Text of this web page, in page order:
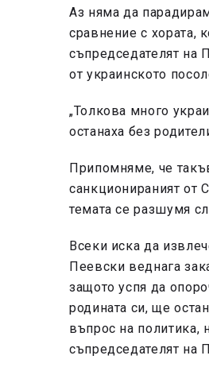
Аз няма да
сравнение с хората,
съпредседателят на
от украинското
„Толкова много
останаха без
Припомняме, че
санкционираният
темата се разшумя
Всеки иска да
Пеевски веднага
защото успя да
родината си, ще
въпрос на политика,
съпредседателят на